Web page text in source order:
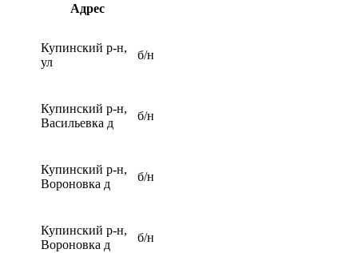
Адрес
Купинский р-н,
ул
б/н
Купинский р-н,
Васильевка д
б/н
Купинский р-н,
Вороновка д
б/н
Купинский р-н,
Вороновка д
б/н